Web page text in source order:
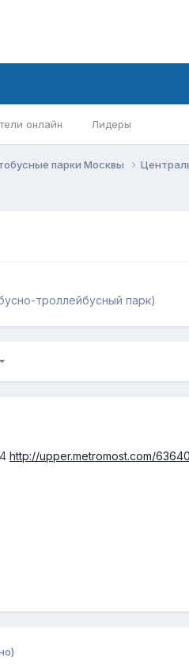
онлайн Лидеры
парки Москвы
троллейбусный парк)
http://upper.metromost.com/